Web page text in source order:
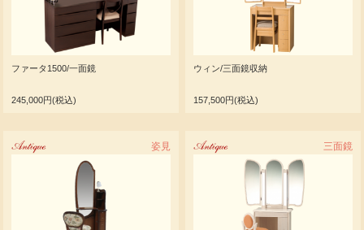
ファータ1500/一面鏡
245,000円(税込)
ウィン/三面鏡収納
157,500円(税込)
姿見 三面鏡